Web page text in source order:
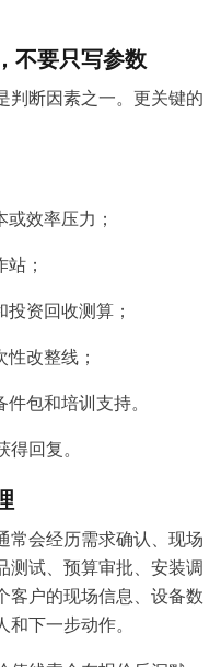
不要只写参数
判断因素之一。更关键的
效率压力；
；
资回收测算；
改整线；
包和培训支持。
回复。
常会经历需求确认、现场
测试、预算审批、安装调
客户的现场信息、设备数
下一步动作。